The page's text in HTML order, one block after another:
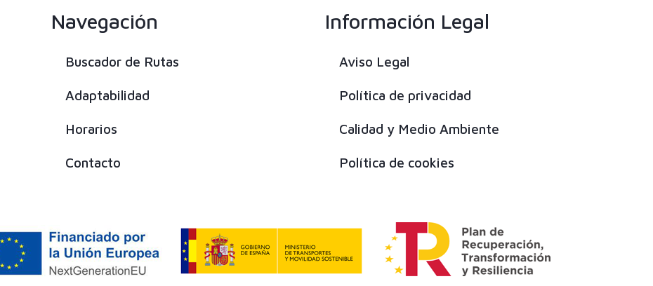
Navegación
Buscador de Rutas
Adaptabilidad
Horarios
Contacto
Información Legal
Aviso Legal
Política de privacidad
Calidad y Medio Ambiente
Política de cookies